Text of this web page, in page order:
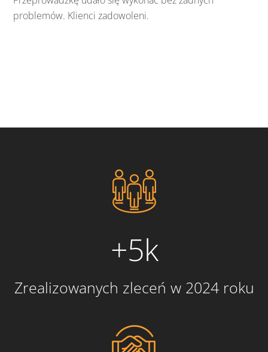
problemów. Klienci zadowoleni.
+5k
Zrealizowanych zleceń w 2024 roku